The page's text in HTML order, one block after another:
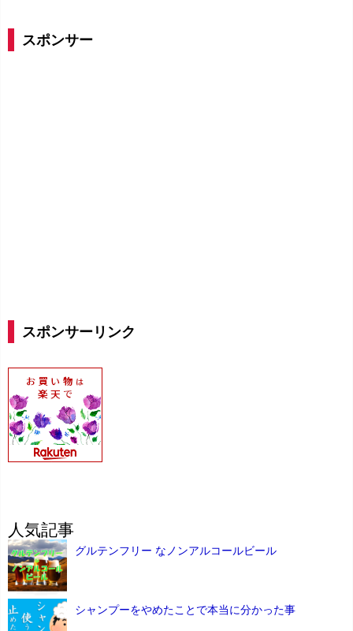
スポンサー
スポンサーリンク
人気記事
グルテンフリー なノンアルコールビール
シャンプーをやめたことで本当に分かった事